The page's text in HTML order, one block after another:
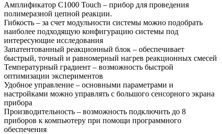
Амплификатор C1000 Touch – прибор для проведения
полимеразной цепной реакции.
Гибкость – за счет модульности системы можно подобрать
наиболее подходящую конфигурацию системы под
интересующие исследования
Запатентованный реакционный блок – обеспечивает
быстрый, точный и равномерный нагрев реакционных смесей
Температурный градиент – возможность быстрой
оптимизации экспериментов
Удобное управление – основными параметрами и
настройками можно управлять с большого сенсорного экрана
прибора
Производительность – возможность подключить до 8
приборов к компьютеру при помощи программного
обеспечения